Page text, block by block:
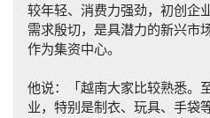
较年轻、消费力强劲，初创企
需求殷切，是具潜力的新兴市
作为集资中心。
他说：「越南大家比较熟悉。
业，特别是制衣、玩具、手袋